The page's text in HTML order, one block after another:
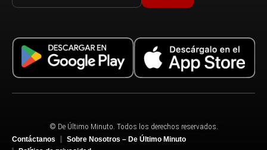
© De Último Minuto. Todos los derechos reservados.
Contáctanos
Sobre Nosotros – De Último Minuto